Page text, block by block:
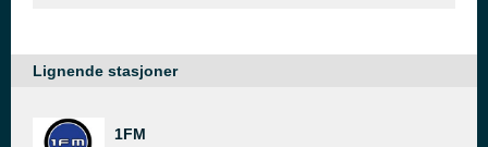
Lignende stasjoner
1FM